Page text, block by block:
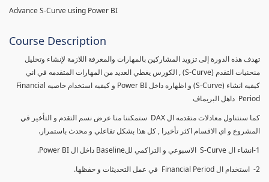
Advance S-Curve using Power BI
Course Description
تهدف هذه الدورة إلى تزويد المشاركين بالمهارات والمعرفة اللازمة لإنشاء وتحليل
منحنيات التقدم (S-Curve) , الكورس يغطي العديد من المهارات المتقدمه في اني
كيفيه انشاء (S-Curve) و اظهاره داخل Power BI و كيفيه استخدام خاصيه Financial
Period داهل البريماف
كما سنتناول معادلات متقدمه ال DAX ستمكننا منا عرض نسم التقدم و التأخير في
المشروع و اي الاقسام اكثر تأخيرا , كل هذا بشكل تفاعلي و محدث باستمرار.
1-انشاء ال S-Curve الاسبوعي و التراكمي للBaseline داخل ال Power BI.
2- استخدام ال Financial Period في عمل التحديثات و حفظها.